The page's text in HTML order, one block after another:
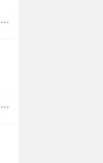
V
er coches de alquiler de Nissan
V
er coches de alquiler de Dodge